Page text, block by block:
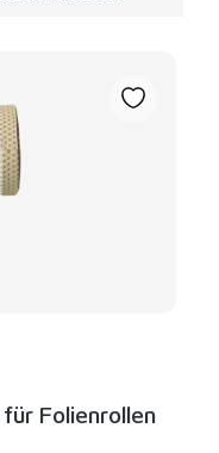
Folienrollen